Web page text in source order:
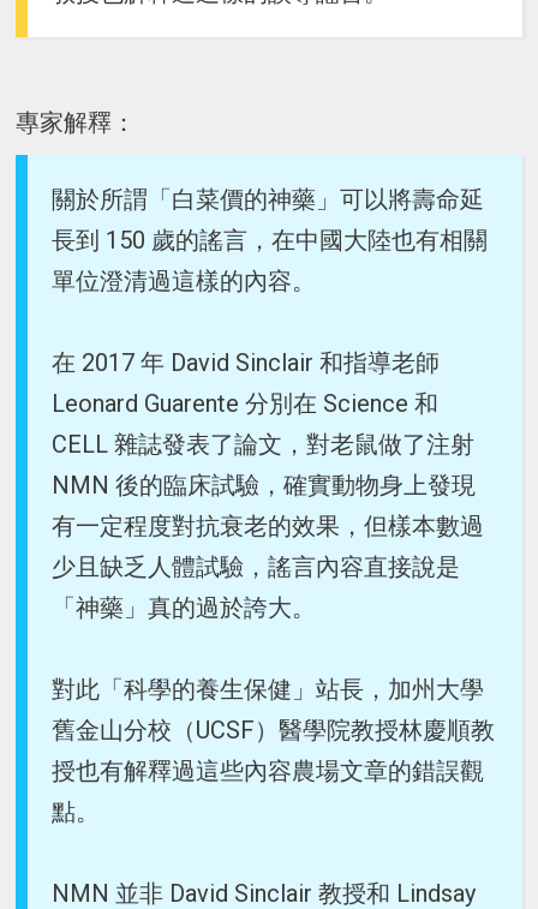
專家解釋：
關於所謂「白菜價的神藥」可以將壽命延
長到 150 歲的謠言，在中國大陸也有相關
單位澄清過這樣的內容。
在 2017 年 David Sinclair 和指導老師
Leonard Guarente 分別在 Science 和
CELL 雜誌發表了論文，對老鼠做了注射
NMN 後的臨床試驗，確實動物身上發現
有一定程度對抗衰老的效果，但樣本數過
少且缺乏人體試驗，謠言內容直接說是
「神藥」真的過於誇大。
對此「科學的養生保健」站長，加州大學
舊金山分校（UCSF）醫學院教授林慶順教
授也有解釋過這些內容農場文章的錯誤觀
點。
NMN 並非 David Sinclair 教授和 Lindsay